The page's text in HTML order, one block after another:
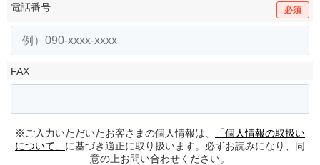
電話番号 必須
FAX
※ご入力いただいたお客さまの個人情報は、
「個人情報の取扱い
について」 に基づき適正に取り扱います。必ずお読みになり、同
意の上お問い合わせください。